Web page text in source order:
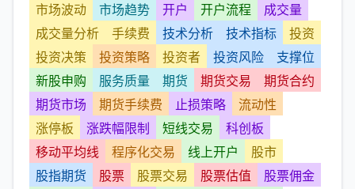
市场波动
市场趋势 开户 开户流程
成交量
成交量分析
手续费 技术分析 技术指标
投资
投资决策
投资策略 投资者 投资风险
支撑位
新股申购
服务质量 期货 期货交易
期货合约
期货市场
期货手续费 止损策略
流动性
涨停板
涨跌幅限制 短线交易
科创板
移动平均线
程序化交易 线上开户
股市
股指期货
股票 股票交易 股票估值
股票佣金